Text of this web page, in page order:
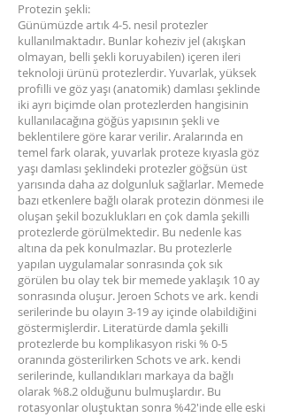
Protezin şekli:
Günümüzde artık 4-5. nesil protezler
kullanılmaktadır. Bunlar koheziv jel (akışkan
olmayan, belli şekli koruyabilen) içeren ileri
teknoloji ürünü protezlerdir. Yuvarlak, yüksek
profilli ve göz yaşı (anatomik) damlası şeklinde
iki ayrı biçimde olan protezlerden hangisinin
kullanılacağına göğüs yapısının şekli ve
beklentilere göre karar verilir. Aralarında en
temel fark olarak, yuvarlak proteze kıyasla göz
yaşı damlası şeklindeki protezler göğsün üst
yarısında daha az dolgunluk sağlarlar. Memede
bazı etkenlere bağlı olarak protezin dönmesi ile
oluşan şekil bozuklukları en çok damla şekilli
protezlerde görülmektedir. Bu nedenle kas
altına da pek konulmazlar. Bu protezlerle
yapılan uygulamalar sonrasında çok sık
görülen bu olay tek bir memede yaklaşık 10 ay
sonrasında oluşur. Jeroen Schots ve ark. kendi
serilerinde bu olayın 3-19 ay içinde olabildiğini
göstermişlerdir. Literatürde damla şekilli
protezlerde bu komplikasyon riski % 0-5
oranında gösterilirken Schots ve ark. kendi
serilerinde, kullandıkları markaya da bağlı
olarak %8.2 olduğunu bulmuşlardır. Bu
rotasyonlar oluştuktan sonra %42'inde elle eski